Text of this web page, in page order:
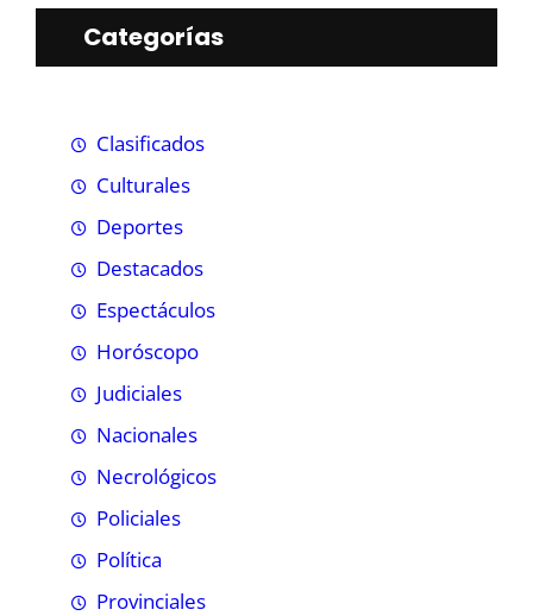
Categorías
Clasificados
Culturales
Deportes
Destacados
Espectáculos
Horóscopo
Judiciales
Nacionales
Necrológicos
Policiales
Política
Provinciales